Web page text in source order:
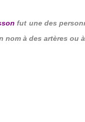
fut une des
nom à des artères ou